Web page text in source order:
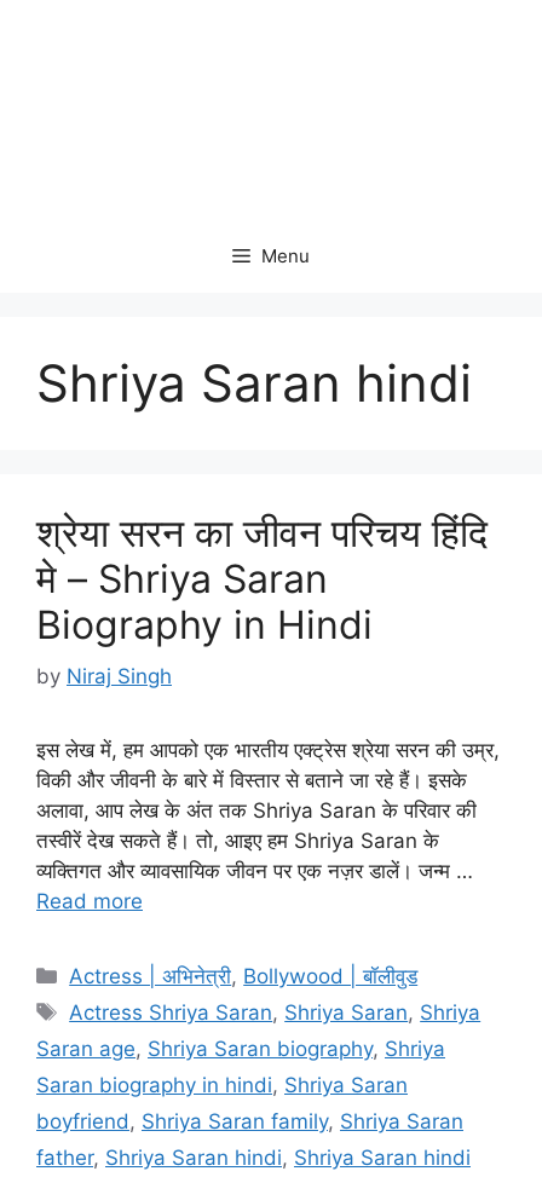
Menu
Shriya Saran hindi
श्रेया सरन का जीवन परिचय हिंदि
मे – Shriya Saran
Biography in Hindi
by Niraj Singh
इस लेख में, हम आपको एक भारतीय एक्ट्रेस श्रेया सरन की उम्र,
विकी और जीवनी के बारे में विस्तार से बताने जा रहे हैं। इसके
अलावा, आप लेख के अंत तक Shriya Saran के परिवार की
तस्वीरें देख सकते हैं। तो, आइए हम Shriya Saran के
व्यक्तिगत और व्यावसायिक जीवन पर एक नज़र डालें। जन्म …
Read more
Categories
Actress | अभिनेत्री, Bollywood | बॉलीवुड
Tags
Actress Shriya Saran, Shriya Saran, Shriya
Saran age, Shriya Saran biography, Shriya
Saran biography in hindi, Shriya Saran
boyfriend, Shriya Saran family, Shriya Saran
father, Shriya Saran hindi, Shriya Saran hindi